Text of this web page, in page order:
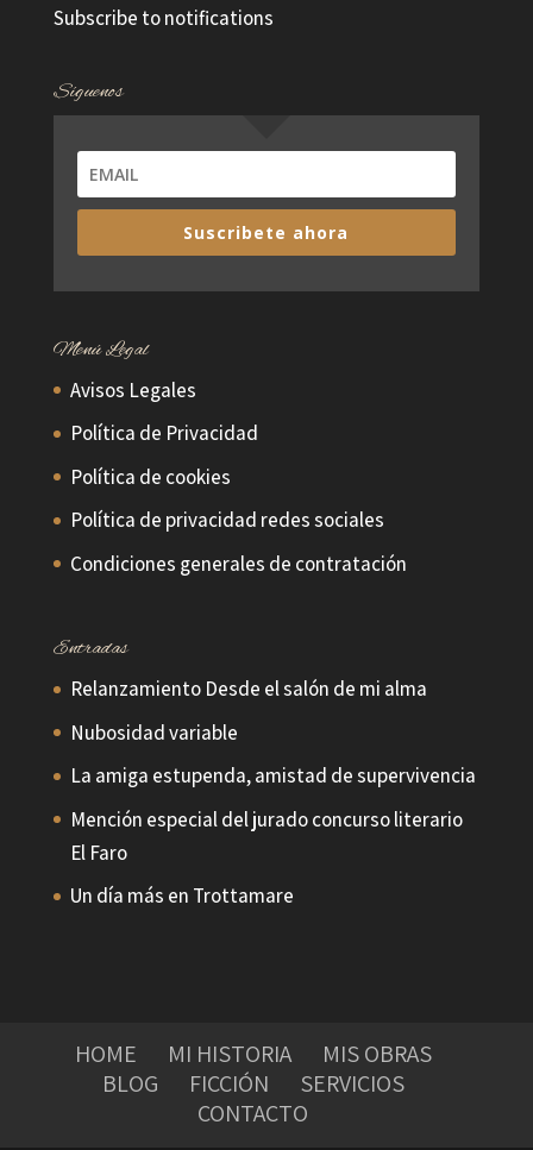
Subscribe to notifications
Síguenos
Suscribete ahora
Menú Legal
Avisos Legales
Política de Privacidad
Política de cookies
Política de privacidad redes sociales
Condiciones generales de contratación
Entradas
Relanzamiento Desde el salón de mi alma
Nubosidad variable
La amiga estupenda, amistad de supervivencia
Mención especial del jurado concurso literario
El Faro
Un día más en Trottamare
HOME MI HISTORIA
MIS OBRAS
BLOG
FICCIÓN
SERVICIOS
CONTACTO